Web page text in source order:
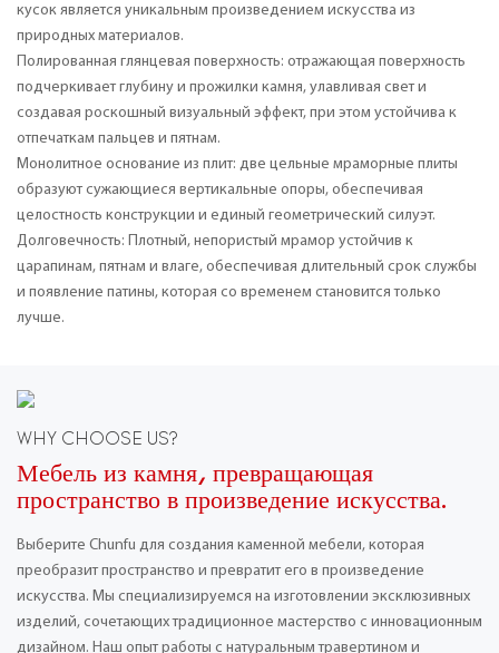
кусок является уникальным произведением искусства из
природных материалов.
Полированная глянцевая поверхность: отражающая поверхность
подчеркивает глубину и прожилки камня, улавливая свет и
создавая роскошный визуальный эффект, при этом устойчива к
отпечаткам пальцев и пятнам.
Монолитное основание из плит: две цельные мраморные плиты
образуют сужающиеся вертикальные опоры, обеспечивая
целостность конструкции и единый геометрический силуэт.
Долговечность: Плотный, непористый мрамор устойчив к
царапинам, пятнам и влаге, обеспечивая длительный срок службы
и появление патины, которая со временем становится только
лучше.
WHY CHOOSE US?
Мебель из камня, превращающая
пространство в произведение искусства.
Выберите Chunfu для создания каменной мебели, которая
преобразит пространство и превратит его в произведение
искусства. Мы специализируемся на изготовлении эксклюзивных
изделий, сочетающих традиционное мастерство с инновационным
дизайном. Наш опыт работы с натуральным травертином и